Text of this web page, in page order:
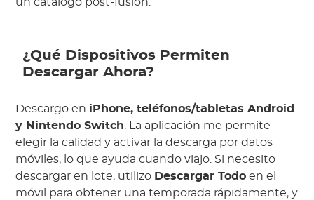
un catálogo post-fusión.
¿Qué Dispositivos Permiten
Descargar Ahora?
Descargo en iPhone, teléfonos/tabletas Android
y Nintendo Switch. La aplicación me permite
elegir la calidad y activar la descarga por datos
móviles, lo que ayuda cuando viajo. Si necesito
descargar en lote, utilizo Descargar Todo en el
móvil para obtener una temporada rápidamente, y